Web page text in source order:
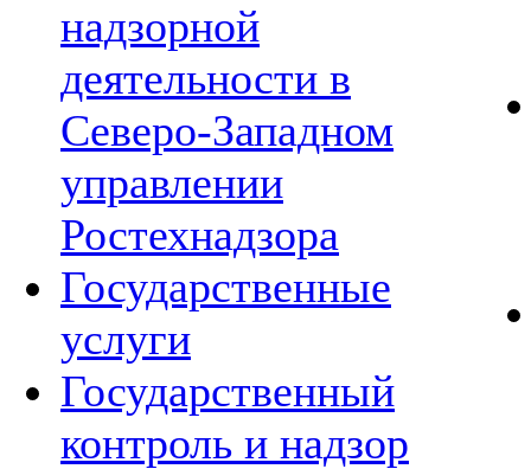
надзорной
деятельности в
Северо-Западном
управлении
Ростехнадзора
Государственные
услуги
Государственный
контроль и надзор